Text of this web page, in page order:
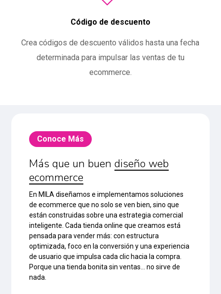
Código de descuento
Crea códigos de descuento válidos hasta una fecha
determinada para impulsar las ventas de tu
ecommerce.
Conoce Más
Más que un buen diseño web
ecommerce
En MILA diseñamos e implementamos soluciones
de ecommerce que no solo se ven bien, sino que
están construidas sobre una estrategia comercial
inteligente. Cada tienda online que creamos está
pensada para vender más: con estructura
optimizada, foco en la conversión y una experiencia
de usuario que impulsa cada clic hacia la compra.
Porque una tienda bonita sin ventas… no sirve de
nada.